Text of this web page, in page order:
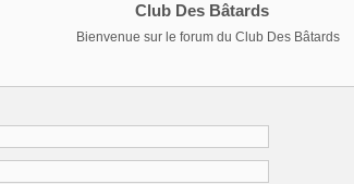
Club Des Bâtards
Bienvenue sur le forum du Club Des Bâtards